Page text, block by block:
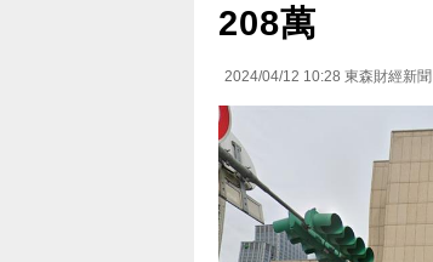
208萬
2024/04/12 10:28 東森財經新聞